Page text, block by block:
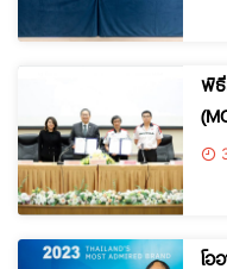
พิธี
ระ
โอ